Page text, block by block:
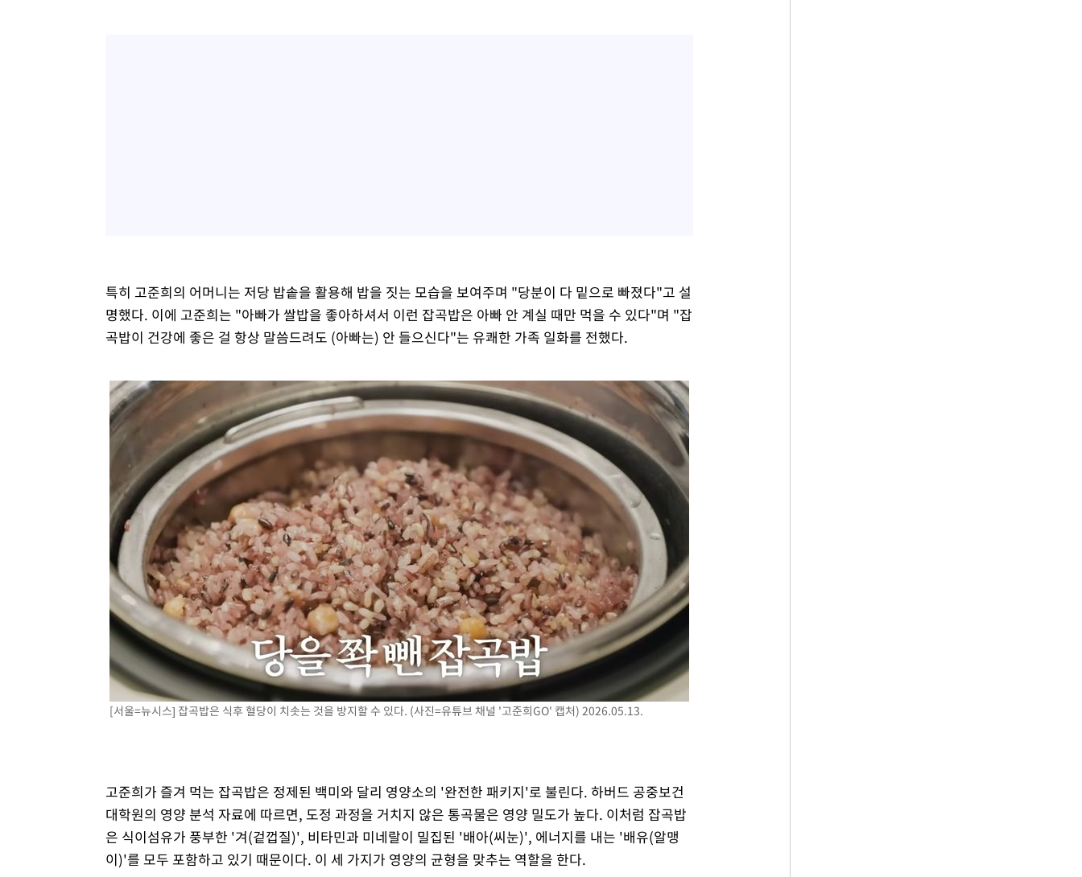
특히 고준희의 어머니는 저당 밥솥을 활용해 밥을 짓는 모습을 보여주며 "당분이 다 밑으로 빠졌다"고 설
명했다. 이에 고준희는 "아빠가 쌀밥을 좋아하셔서 이런 잡곡밥은 아빠 안 계실 때만 먹을 수 있다"며 "잡
곡밥이 건강에 좋은 걸 항상 말씀드려도 (아빠는) 안 들으신다"는 유쾌한 가족 일화를 전했다.
[서울=뉴시스] 잡곡밥은 식후 혈당이 치솟는 것을 방지할 수 있다. (사진=유튜브 채널 '고준희GO' 캡처) 2026.05.13.
고준희가 즐겨 먹는 잡곡밥은 정제된 백미와 달리 영양소의 '완전한 패키지'로 불린다. 하버드 공중보건
대학원의 영양 분석 자료에 따르면, 도정 과정을 거치지 않은 통곡물은 영양 밀도가 높다. 이처럼 잡곡밥
은 식이섬유가 풍부한 '겨(겉껍질)', 비타민과 미네랄이 밀집된 '배아(씨눈)', 에너지를 내는 '배유(알맹
이)'를 모두 포함하고 있기 때문이다. 이 세 가지가 영양의 균형을 맞추는 역할을 한다.